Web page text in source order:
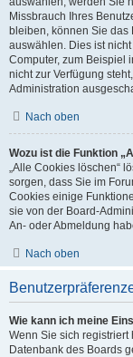
Missbrauch Ihres
bleiben, können Sie das
auswählen. Dies ist
Computer, zum Beispiel
nicht zur Verfügung
Administration
Nach oben
Wozu ist die Funktion
„Alle Cookies löschen“
sorgen, dass Sie im
Cookies einige
sie von der Board-
An- oder Abmeldung
Nach oben
Wie kann ich meine
Wenn Sie sich
Datenbank des Boards